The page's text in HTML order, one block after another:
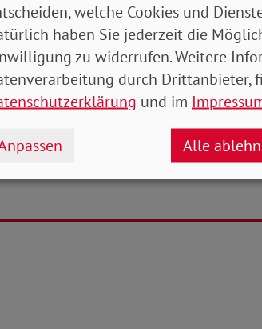
weiterhin von der Idee eines
Gipfel – und zwar bald. Wir werden
besprechen, nun
Denn das wissen wir aus der
und der großen Rückmeldung der
sind oder am Rande der
bald ihre Wohnung oder gar ihre
welche Cookies und
haben Sie jederzeit die
zu widerrufen. Weitere
durch Drittanbieter,
und im
Alle